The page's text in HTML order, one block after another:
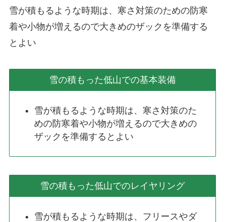
雪が積もるような時期は、寒さ対策のための防寒
着や小物が増えるので大きめのザックを準備する
とよい
雪の積もった低山での基本装備
雪が積もるような時期は、寒さ対策のた
めの防寒着や小物が増えるので大きめの
ザックを準備するとよい
雪の積もった低山でのレイヤリング
雪が積もるような時期は、フリースやダ